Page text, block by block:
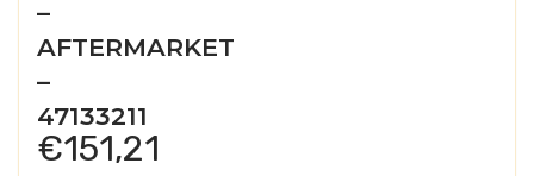
–
AFTERMARKET
–
47133211
€151,21